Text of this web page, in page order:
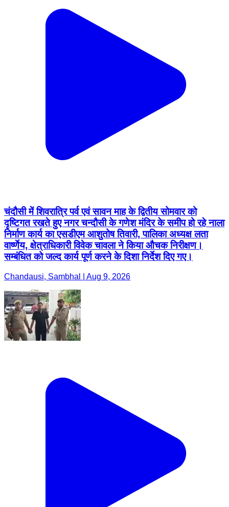
चंदौसी में शिवरात्रि पर्व एवं सावन माह के द्वितीय सोमवार को
दृष्टिगत रखते हुए नगर चन्दौसी के गणेश मंदिर के समीप हो रहे नाला
निर्माण कार्य का एसडीएम आशुतोष तिवारी, पालिका अध्यक्ष लता
वार्ष्णेय, क्षेत्राधिकारी विवेक चावला ने किया औचक निरीक्षण।
सम्बंधित को जल्द कार्य पूर्ण करने के दिशा निर्देश दिए गए।
Chandausi, Sambhal | Aug 9, 2026